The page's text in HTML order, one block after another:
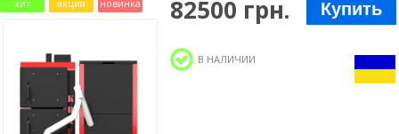
хит акция новинка 82500 грн. Купить
В НАЛИЧИИ